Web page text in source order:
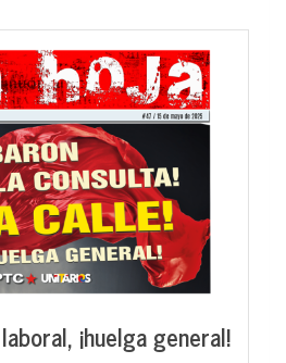
¡huelga general!